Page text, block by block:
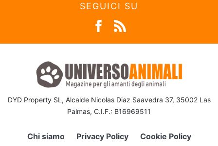
SEGUICI SU
DYD Property SL, Alcalde Nicolas Diaz Saavedra 37, 35002 Las
Palmas, C.I.F.: B16969511
Chi siamo Privacy Policy Cookie Policy